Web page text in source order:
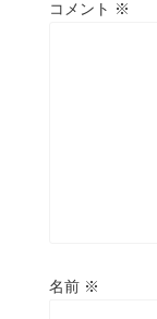
コメント ※
名前 ※